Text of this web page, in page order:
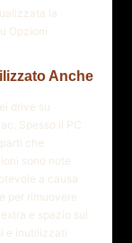
la
Opzioni
Anche
drive su
Spesso il PC
che
sono note
a causa
per rimuovere
e spazio sul
e inutilizzati